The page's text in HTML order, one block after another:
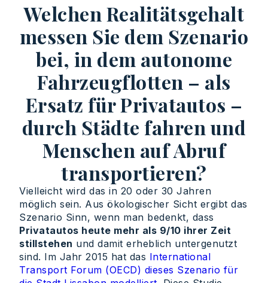
Welchen Realitätsgehalt
messen Sie dem Szenario
bei, in dem autonome
Fahrzeugflotten – als
Ersatz für Privatautos –
durch Städte fahren und
Menschen auf Abruf
transportieren?
Vielleicht wird das in 20 oder 30 Jahren
möglich sein. Aus ökologischer Sicht ergibt das
Szenario Sinn, wenn man bedenkt, dass
Privatautos heute mehr als 9/10 ihrer Zeit
stillstehen und damit erheblich untergenutzt
sind. Im Jahr 2015 hat das International
Transport Forum (OECD) dieses Szenario für